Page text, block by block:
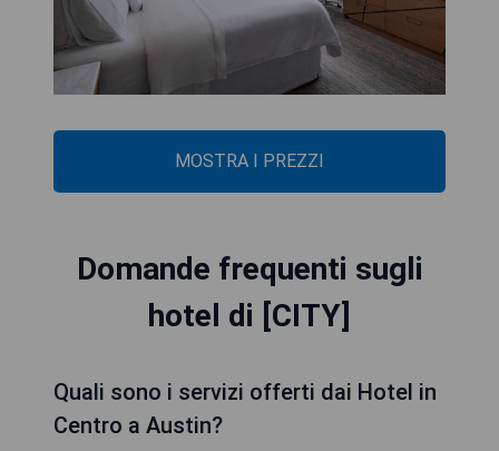
MOSTRA I PREZZI
Domande frequenti sugli
hotel di [CITY]
Quali sono i servizi offerti dai Hotel in
Centro a Austin?